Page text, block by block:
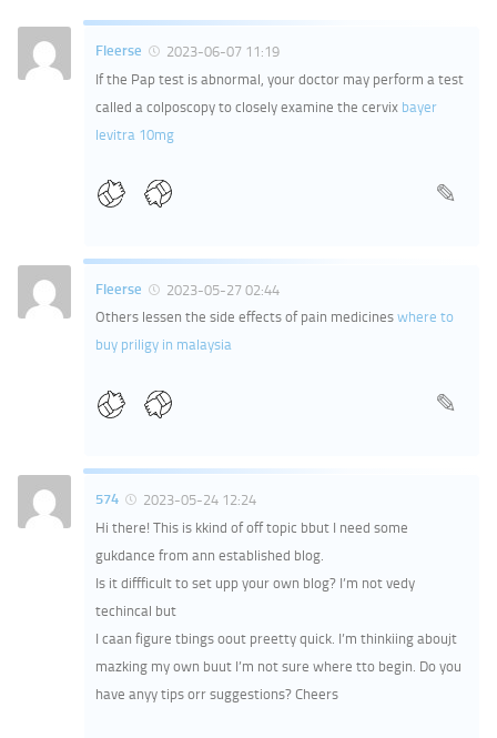
Fleerse
2023-06-07 11:19
If the Pap test is abnormal, your doctor may perform a test
called a colposcopy to closely examine the cervix bayer
levitra 10mg
Fleerse
2023-05-27 02:44
Others lessen the side effects of pain medicines where to
buy priligy in malaysia
574
2023-05-24 12:24
Hi there! This is kkind of off topic bbut I need some
gukdance from ann established blog.
Is it diffficult to set upp your own blog? I’m not vedy
techincal but
I caan figure tbings oout preetty quick. I’m thinkiing aboujt
mazking my own buut I’m not sure where tto begin. Do you
have anyy tips orr suggestions? Cheers